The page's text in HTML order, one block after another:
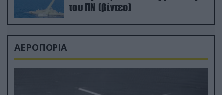
του ΠΝ (βίντεο)
ΑΕΡΟΠΟΡΙΑ